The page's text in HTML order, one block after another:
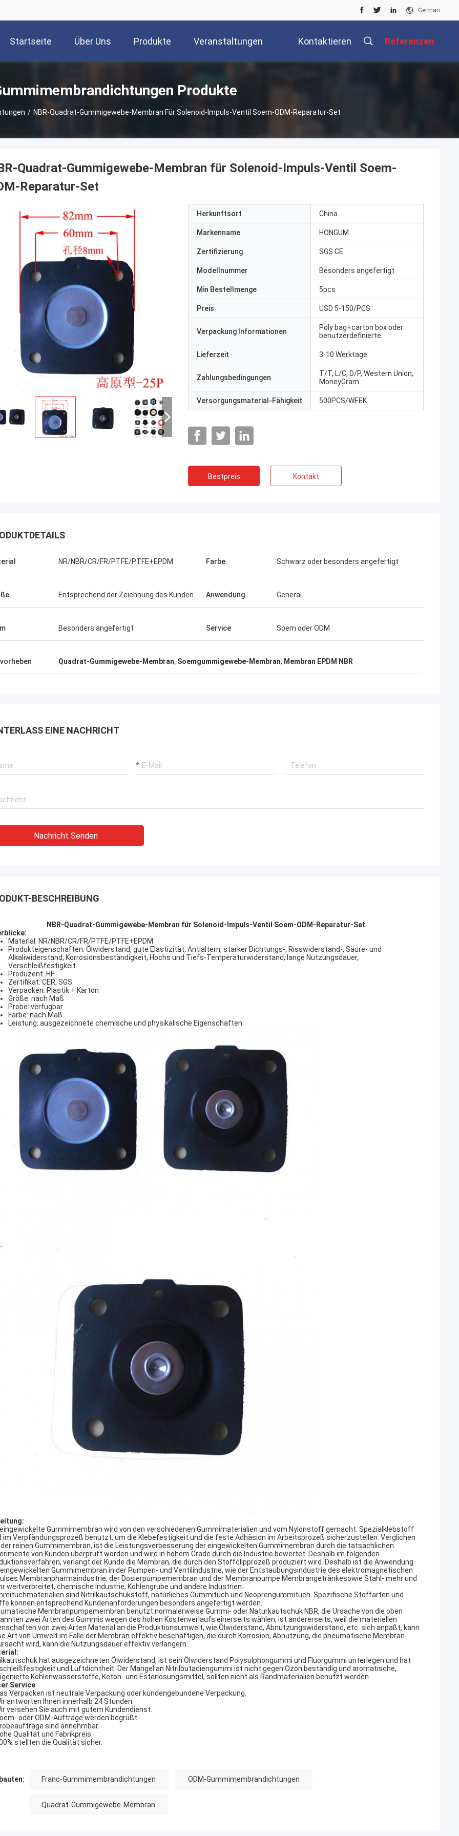
German
Startseite Über Uns Produkte Veranstaltungen Kontaktieren Referenzen
Produkte
/ NBR-Quadrat-Gummigewebe-Membran Für Solenoid-Impuls-Ventil Soem-ODM-Reparatur-Set
haben ihre Schiffs- und
Schockdämpfer fehlerfreie
Quadrat-Gummigewebe-Membran für Solenoid-Impuls-Ventil Soem-
Reparatur-Set
Herkunftsort China
Markenname HONGUM
Zertifizierung SGS CE
Modellnummer Besonders angefertigt
Min Bestellmenge 5pcs
Preis USD 5-150/PCS
Verpackung Informationen
Poly bag+carton box oder
benutzerdefinierte
Lieferzeit 3-10 Werktage
Zahlungsbedingungen
T/T, L/C, D/P, Western Union,
MoneyGram
Versorgungsmaterial-Fähigkeit 500PCS/WEEK
Bestpreis Kontakt
NR/NBR/CR/FR/PTFE/PTFE+EPDM Farbe Schwarz oder besonders angefertigt
Entsprechend der Zeichnung des Kunden Anwendung General
Besonders angefertigt Service Soem oder ODM
Quadrat-Gummigewebe-Membran, Soemgummigewebe-Membran, Membran EPDM NBR
EINE NACHRICHT
Nachricht Senden
BESCHREIBUNG
NBR-Quadrat-Gummigewebe-Membran für Solenoid-Impuls-Ventil Soem-ODM-Reparatur-Set
Material: NR/NBR/CR/FR/PTFE/PTFE+EPDM
Produkteigenschaften: Ölwiderstand, gute Elastizität, Antialtern, starker Dichtungs-, Risswiderstand-, Säure- und
Alkaliwiderstand, Korrosionsbeständigkeit, Hochs und Tiefs-Temperaturwiderstand, lange Nutzungsdauer,
Verschleißfestigkeit
Produzent: HF
Zertifikat: CER, SGS
Verpacken: Plastik + Karton
Größe: nach Maß
Probe: verfügbar
Farbe: nach Maß
Leistung: ausgezeichnete chemische und physikalische Eigenschaften
Gummimembran wird von den verschiedenen Gummimaterialien und vom Nylonstoff gemacht. Spezialklebstoff
im Verpfändungsprozeß benutzt, um die Klebefestigkeit und die feste Adhäsion im Arbeitsprozeß sicherzustellen. Verglichen
reinen Gummimembran, ist die Leistungsverbesserung der eingewickelten Gummimembran durch die tatsächlichen
von Kunden überprüft worden und wird in hohem Grade durch die Industrie bewertet. Deshalb im folgenden
verlangt der Kunde die Membran, die durch den Stoffclipprozeß produziert wird. Deshalb ist die Anwendung
Gummimembran in der Pumpen- und Ventilindustrie, wie der Entstaubungsindustrie des elektromagnetischen
Membranpharmaindustrie, der Dosierpumpemembran und der Membranpumpe Membrangetränkesowie Stahl- mehr und
weitverbreitet, chemische Industrie, Kohlengrube und andere Industrien.
sind Nitrilkautschukstoff, natürliches Gummituch und Neoprengummituch. Spezifische Stoffarten und -
können entsprechend Kundenanforderungen besonders angefertigt werden.
Membranpumpemembran benutzt normalerweise Gummi- oder Naturkautschuk NBR, die Ursache von die oben
zwei Arten des Gummis wegen des hohen Kostenverlaufs einerseits wählen, ist andererseits, weil die materiellen
von zwei Arten Material an die Produktionsumwelt, wie Ölwiderstand, Abnutzungswiderstand, etc. sich anpaßt, kann
Art von Umwelt im Falle der Membran effektiv beschäftigen, die durch Korrosion, Abnutzung, die pneumatische Membran
wird, kann die Nutzungsdauer effektiv verlängern.
hat ausgezeichneten Ölwiderstand, ist sein Ölwiderstand Polysulphongummi und Fluorgummi unterlegen und hat
und Luftdichtheit. Der Mangel an Nitrilbutadiengummi ist nicht gegen Ozon beständig und aromatische,
Kohlenwasserstoffe, Keton- und Esterlösungsmittel, sollten nicht als Randmaterialien benutzt werden.
Service
Verpacken ist neutrale Verpackung oder kundengebundene Verpackung.
antworten Ihnen innerhalb 24 Stunden.
versehen Sie auch mit gutem Kundendienst.
oder ODM-Aufträge werden begrüßt.
sind annehmbar.
Qualität und Fabrikpreis.
stellten die Qualität sicher.
Franc-Gummimembrandichtungen ODM-Gummimembrandichtungen
Quadrat-Gummigewebe-Membran